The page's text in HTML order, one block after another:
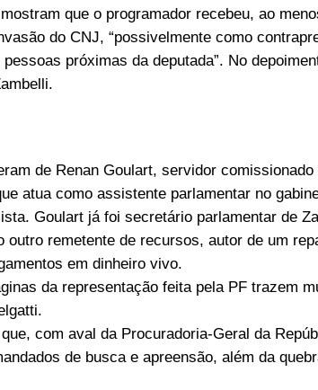
que o programador recebeu, ao
do CNJ, “possivelmente como
próximas da deputada”. No
de Renan Goulart, servidor
atua como assistente parlamentar no
Goulart já foi secretário parlamentar de
outro remetente de recursos, autor de um
em dinheiro vivo.
da representação feita pela PF trazem
com aval da Procuradoria-Geral da
de busca e apreensão, além da